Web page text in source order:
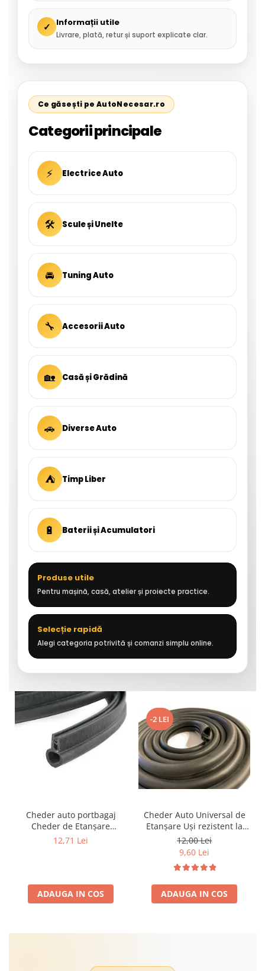
✓ Informații utile
Livrare, plată, retur și suport explicate clar.
Ce găsești pe AutoNecesar.ro
Categorii principale
⚡ Electrice Auto
🛠 Scule și Unelte
🚘 Tuning Auto
🔧 Accesorii Auto
🏡 Casă și Grădină
🚗 Diverse Auto
⛺ Timp Liber
🔋 Baterii și Acumulatori
Produse utile
Pentru mașină, casă, atelier și proiecte practice.
Selecție rapidă
Alegi categoria potrivită și comanzi simplu online.
Cheder auto portbagaj
Cheder de Etanșare
Profesional din Cauciuc -
Liniar
12,71 Lei
ADAUGA IN COS
-2 LEI
Cheder Auto Universal de
Etanșare Uși rezistent la
intemperii, raze UV,
îmbătrânire și temperaturi
12,00 Lei
9,60 Lei
ADAUGA IN COS